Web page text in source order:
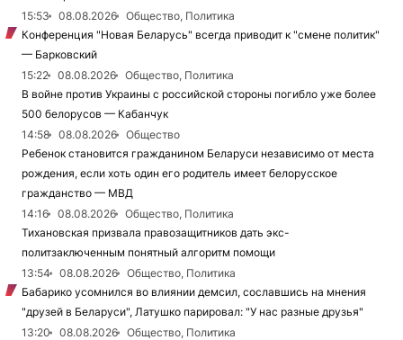
15:53
08.08.2026
Общество, Политика
Конференция "Новая Беларусь" всегда приводит к "смене политик"
— Барковский
15:22
08.08.2026
Общество, Политика
В войне против Украины с российской стороны погибло уже более
500 белорусов — Кабанчук
14:58
08.08.2026
Общество
Ребенок становится гражданином Беларуси независимо от места
рождения, если хоть один его родитель имеет белорусское
гражданство — МВД
14:16
08.08.2026
Общество, Политика
Тихановская призвала правозащитников дать экс-
политзаключенным понятный алгоритм помощи
13:54
08.08.2026
Общество, Политика
Бабарико усомнился во влиянии демсил, сославшись на мнения
"друзей в Беларуси", Латушко парировал: "У нас разные друзья"
13:20
08.08.2026
Общество, Политика